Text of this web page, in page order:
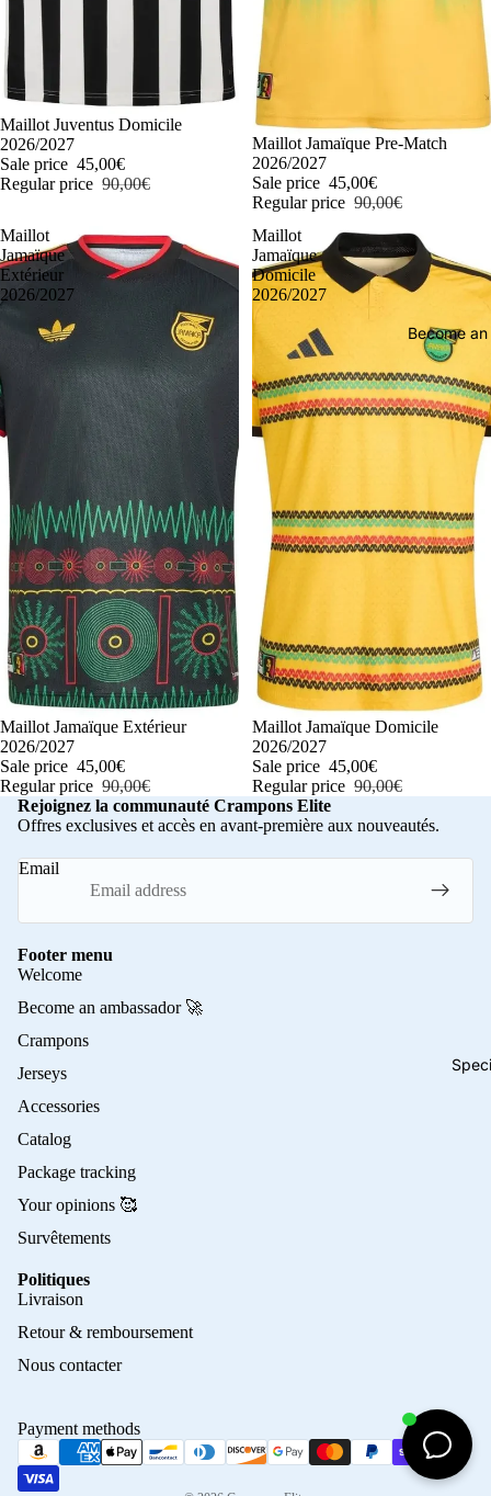
Become
-50%
Maillot Juventus Domicile
2026/2027
Sale price 45,00€
Regular price 90,00€
-50%
Maillot Jamaïque Pre-Match
2026/2027
Sale price 45,00€
Regular price 90,00€
Maillot
Jamaïque
Extérieur
2026/2027
-50%
Maillot Jamaïque Extérieur
2026/2027
Sale price 45,00€
Regular price 90,00€
Maillot
Jamaïque
Domicile
2026/2027
-50%
Maillot Jamaïque Domicile
2026/2027
Sale price 45,00€
Regular price 90,00€
Rejoignez la communauté Crampons Elite
Offres exclusives et accès en avant-première aux nouveautés.
Email
Footer menu
Welcome
Become an ambassador 🚀
Crampons
Jerseys
Accessories
Catalog
Package tracking
Your opinions 🥰
Survêtements
Politiques
Livraison
Retour & remboursement
Nous contacter
Payment methods
Terms of sale